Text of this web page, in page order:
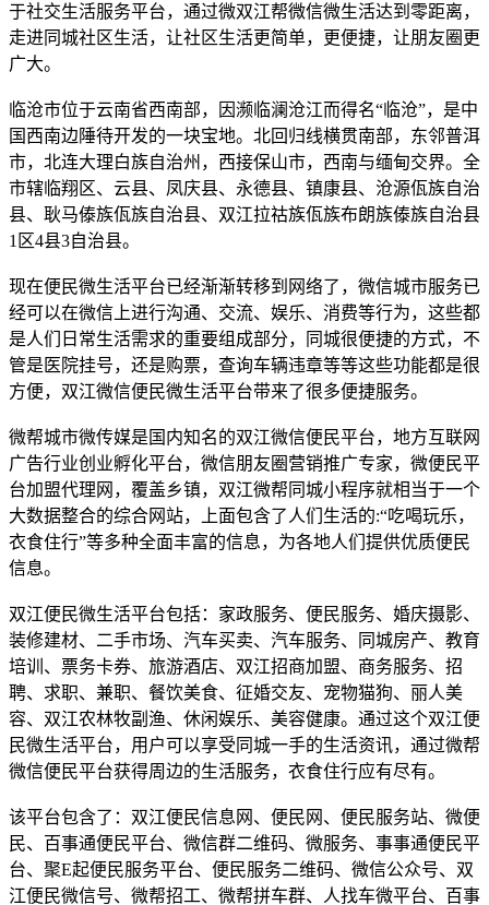
于社交生活服务平台，通过微双江帮微信微生活达到零距离，
走进同城社区生活，让社区生活更简单，更便捷，让朋友圈更
广大。
临沧市位于云南省西南部，因濒临澜沧江而得名“临沧”，是中
国西南边陲待开发的一块宝地。北回归线横贯南部，东邻普洱
市，北连大理白族自治州，西接保山市，西南与缅甸交界。全
市辖临翔区、云县、凤庆县、永德县、镇康县、沧源佤族自治
县、耿马傣族佤族自治县、双江拉祜族佤族布朗族傣族自治县
1区4县3自治县。
现在便民微生活平台已经渐渐转移到网络了，微信城市服务已
经可以在微信上进行沟通、交流、娱乐、消费等行为，这些都
是人们日常生活需求的重要组成部分，同城很便捷的方式，不
管是医院挂号，还是购票，查询车辆违章等等这些功能都是很
方便，双江微信便民微生活平台带来了很多便捷服务。
微帮城市微传媒是国内知名的双江微信便民平台，地方互联网
广告行业创业孵化平台，微信朋友圈营销推广专家，微便民平
台加盟代理网，覆盖乡镇，双江微帮同城小程序就相当于一个
大数据整合的综合网站，上面包含了人们生活的:“吃喝玩乐，
衣食住行”等多种全面丰富的信息，为各地人们提供优质便民
信息。
双江便民微生活平台包括：家政服务、便民服务、婚庆摄影、
装修建材、二手市场、汽车买卖、汽车服务、同城房产、教育
培训、票务卡券、旅游酒店、双江招商加盟、商务服务、招
聘、求职、兼职、餐饮美食、征婚交友、宠物猫狗、丽人美
容、双江农林牧副渔、休闲娱乐、美容健康。通过这个双江便
民微生活平台，用户可以享受同城一手的生活资讯，通过微帮
微信便民平台获得周边的生活服务，衣食住行应有尽有。
该平台包含了：双江便民信息网、便民网、便民服务站、微便
民、百事通便民平台、微信群二维码、微服务、事事通便民平
台、聚E起便民服务平台、便民服务二维码、微信公众号、双
江便民微信号、微帮招工、微帮拼车群、人找车微平台、百事